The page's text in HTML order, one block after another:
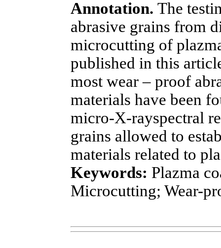
Annotation. The
abrasive grains from
microcutting of
published in this
most wear – proof
materials have been
micro-X-rayspectral
grains allowed to
materials related to
Keywords: Plazma
Microcutting; Wear-